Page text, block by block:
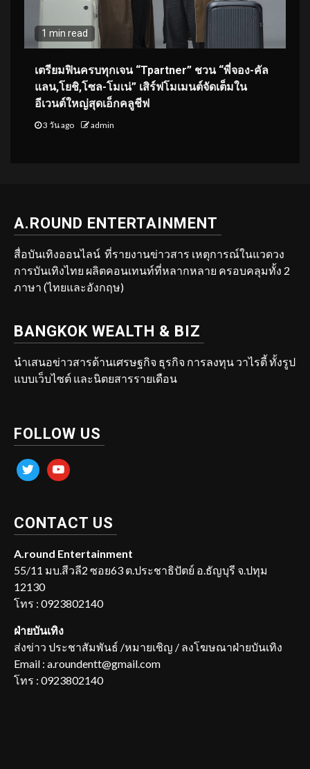
1 min read
เตรียมฟินครบทุกเจน “Tpartner” ชวน “พี่จอง-คัล
แลน,โยชิ,โซล-โมเน่” เสิร์ฟโมเมนต์จัดเต็มใน
อีเวนต์ใหญ่สุดเอ็กคลูชีฟ
3 วัน ago admin
A.ROUND ENTERTAINMENT
สื่อบันเทิงออนไลน์ ที่รายงานข่าวสาร เหตุการณ์ในแวดวง
การบันเทิงไทย ผลิตคอนเทนท์ที่หลากหลาย ครอบคลุมทั้ง 2
ภาษา (ไทยและอังกฤษ)
BANGKOK WEALTH & BIZ
นำเสนอข่าวสารด้านเศรษฐกิจ ธุรกิจ การลงทุน วาไรตี้ ทั้งรูป
แบบเว็บไซต์ และนิตยสารรายเดือน
FOLLOW US
twitter youtube
CONTACT US
A.round Entertainment
55/11 มบ.สีวลี2 ซอย63 ต.ประชาธิปัตย์ อ.ธัญบุรี จ.ปทุม
12130
โทร : 0923802140
ฝ่ายบันเทิง
ส่งข่าว ประชาสัมพันธ์ /หมายเชิญ / ลงโฆษณาฝ่ายบันเทิง
Email : a.roundentt@gmail.com
โทร : 0923802140